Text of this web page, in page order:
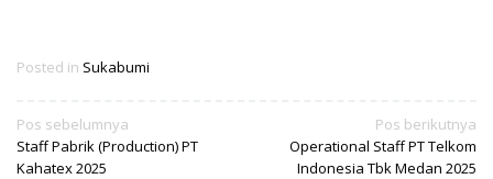
Posted in Sukabumi
Navigasi
pos
Pos sebelumnya
Staff Pabrik (Production) PT
Kahatex 2025
Pos berikutnya
Operational Staff PT Telkom
Indonesia Tbk Medan 2025